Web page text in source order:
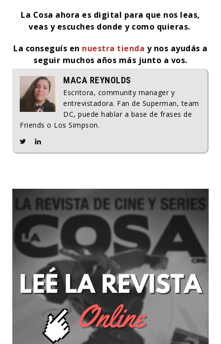
La Cosa ahora es digital para que nos leas,
veas y escuches donde y como quieras.
La conseguís en nuestra tienda y nos ayudás a
seguir muchos años más junto a vos.
MACA REYNOLDS
Escritora, community manager y
entrevistadora. Fan de Superman, team
DC, puede hablar a base de frases de
Friends o Los Simpson.